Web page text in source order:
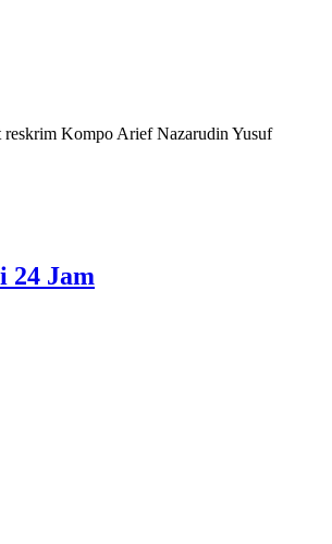
Kompo Arief Nazarudin Yusuf
24 Jam